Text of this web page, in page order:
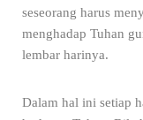
seseorang harus
menghadap Tuhan
lembar harinya.
Dalam hal ini setiap